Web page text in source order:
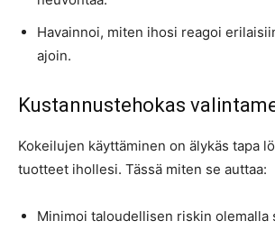
Havainnoi, miten ihosi reagoi
ajoin.
Kustannustehokas
Kokeilujen käyttäminen on älykäs tapa
tuotteet ihollesi. Tässä miten se auttaa:
Minimoi taloudellisen riskin olemalla